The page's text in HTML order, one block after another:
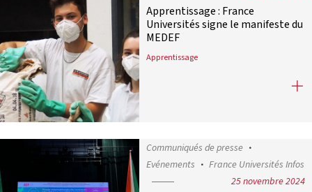
Apprentissage : France
Universités signe le manifeste du
MEDEF
Apprentissage
Apprentissage : France
Communiqués de presse
Evénements
France Universités Infos
25 novembre 2024